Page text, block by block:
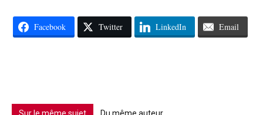
Facebook Twitter LinkedIn Email